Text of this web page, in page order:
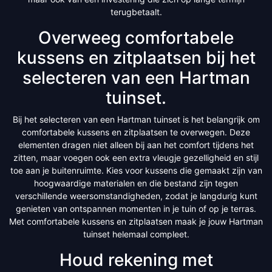
terugbetaalt.
Overweeg comfortabele
kussens en zitplaatsen bij het
selecteren van een Hartman
tuinset.
Bij het selecteren van een Hartman tuinset is het belangrijk om
comfortabele kussens en zitplaatsen te overwegen. Deze
elementen dragen niet alleen bij aan het comfort tijdens het
zitten, maar voegen ook een extra vleugje gezelligheid en stijl
toe aan je buitenruimte. Kies voor kussens die gemaakt zijn van
hoogwaardige materialen en die bestand zijn tegen
verschillende weersomstandigheden, zodat je langdurig kunt
genieten van ontspannen momenten in je tuin of op je terras.
Met comfortabele kussens en zitplaatsen maak je jouw Hartman
tuinset helemaal compleet.
Houd rekening met